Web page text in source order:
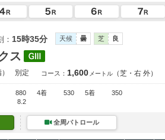
： 15時35分 天候 曇 芝 良
ス
別定 コース： 1,600 メートル （芝・右 外）
880 4着 530 5着
350
8.2
全周パトロール